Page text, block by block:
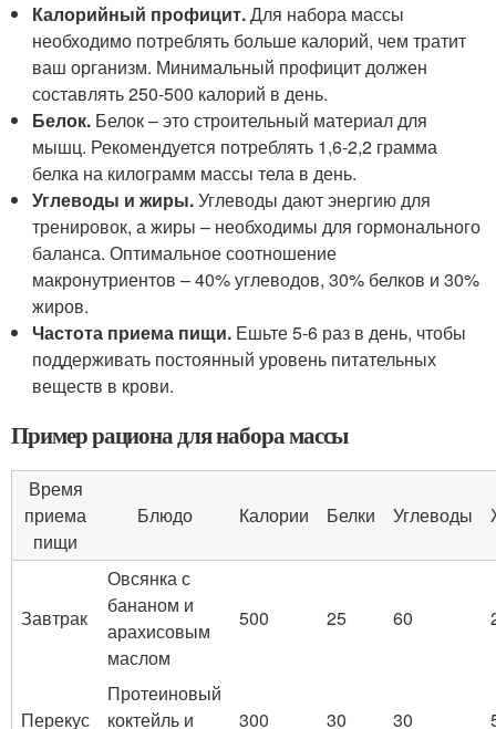
Калорийный профицит.Для набора массы
необходимо потреблять больше калорий, чем тратит
ваш организм. Минимальный профицит должен
составлять 250-500 калорий в день.
Белок. Белок – это строительный материал для
мышц. Рекомендуется потреблять 1,6-2,2 грамма
белка на килограмм массы тела в день.
Углеводы и жиры.Углеводы дают энергию для
тренировок, а жиры – необходимы для гормонального
баланса. Оптимальное соотношение
макронутриентов – 40% углеводов, 30% белков и 30%
жиров.
Частота приема пищи. Ешьте 5-6 раз в день, чтобы
поддерживать постоянный уровень питательных
веществ в крови.
Пример рациона для набора массы
Время
приема
пищи
Блюдо Калории Белки Углеводы
Завтрак
Овсянка с
бананом и
арахисовым
маслом
500 25 60
Перекус
Протеиновый
коктейль и
300 30 30